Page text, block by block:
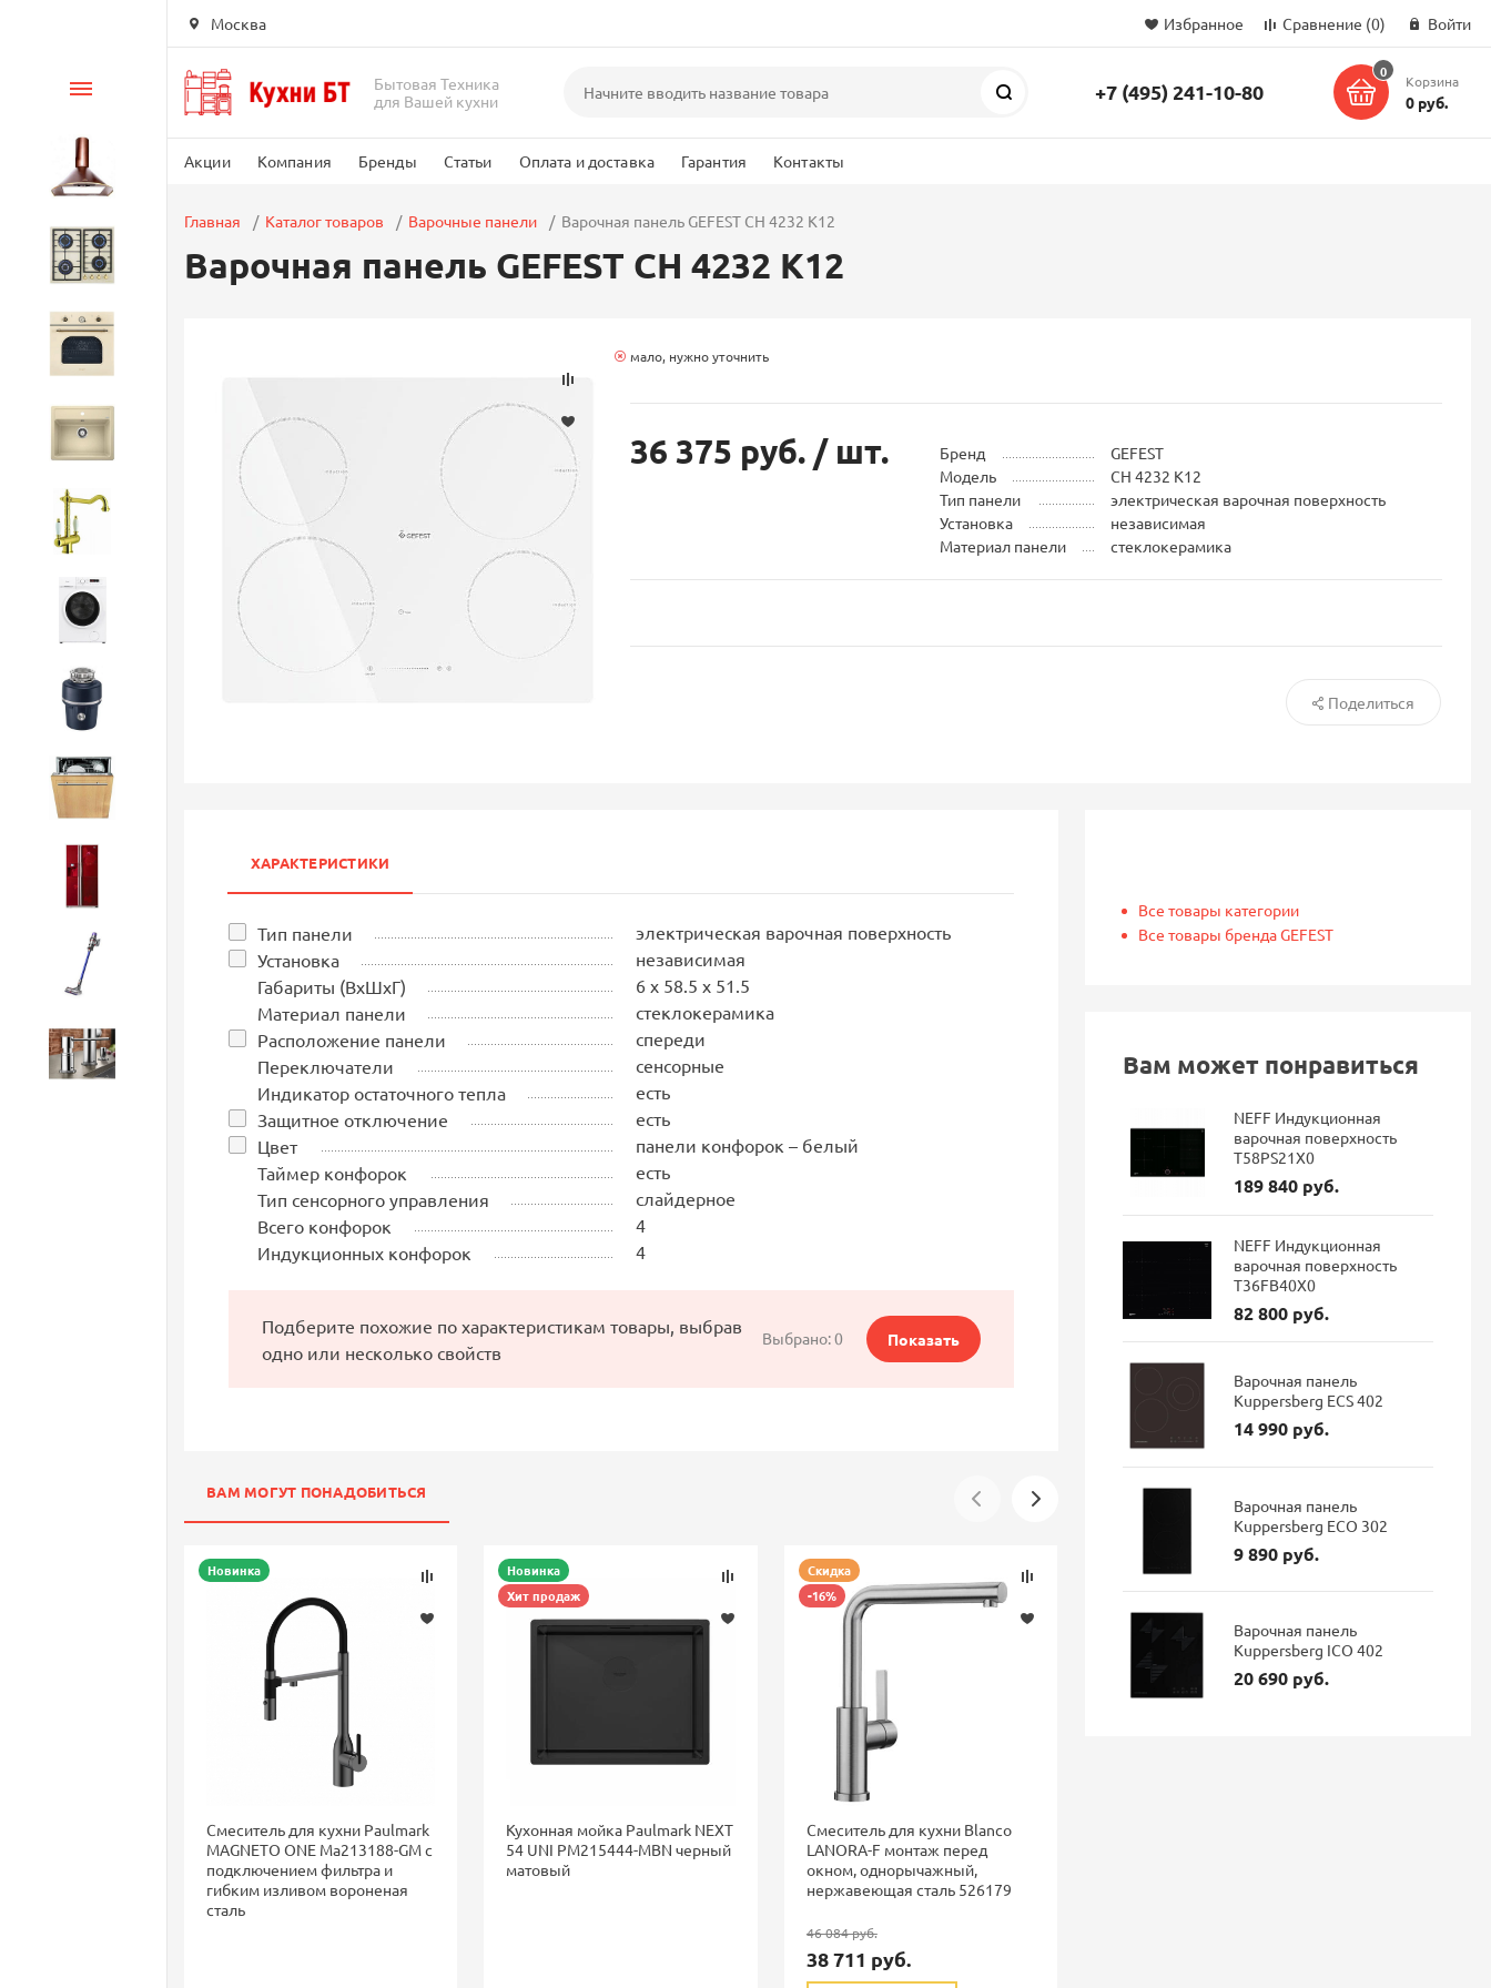
Москва Избранное Сравнение (0) Войти
Бытовая Техника
для Вашей кухни
Поиск +7 (495) 241-10-80
0
Корзина
0 руб.
Акции Компания Бренды Статьи Оплата и доставка Гарантия Контакты
Каталог
Вытяжки
Варочные панели
Кухонные мойки
Стиральные машины
Бытовая техника
Аксессуары
Главная Каталог товаров Варочные панели Варочная панель GEFEST СН 4232 К12
Варочная панель GEFEST СН 4232 К12
мало, нужно уточнить
36 375 руб. / шт. Бренд
GEFEST
Модель
СН 4232 К12
Тип панели
электрическая варочная поверхность
Установка
независимая
Материал панели
стеклокерамика
Поделиться
ХАРАКТЕРИСТИКИ
Тип панели
электрическая варочная поверхность
Установка
независимая
Габариты (ВхШхГ)
6 x 58.5 x 51.5
Материал панели
стеклокерамика
Расположение панели
спереди
Переключатели
сенсорные
Индикатор остаточного тепла
есть
Защитное отключение
есть
Цвет
панели конфорок – белый
Таймер конфорок
есть
Тип сенсорного управления
слайдерное
Всего конфорок
4
Индукционных конфорок
4
Подберите похожие по характеристикам товары, выбрав
одно или несколько свойств
Выбрано:0 Показать
ВАМ МОГУТ ПОНАДОБИТЬСЯ
Новинка
Смеситель для кухни Paulmark
MAGNETO ONE Ma213188-GM с
подключением фильтра и
гибким изливом вороненая
сталь
Новинка
Хит продаж
Кухонная мойка Paulmark NEXT
54 UNI PM215444-MBN черный
матовый
Скидка
-16%
Смеситель для кухни Blanco
LANORA-F монтаж перед
окном, однорычажный,
нержавеющая сталь 526179
46 084 руб.
38 711 руб.
Скидка
-16%
Все товары категории
Все товары бренда GEFEST
Вам может понравиться
NEFF Индукционная
варочная поверхность
T58PS21X0
189 840 руб.
NEFF Индукционная
варочная поверхность
T36FB40X0
82 800 руб.
Варочная панель
Kuppersberg ECS 402
14 990 руб.
Варочная панель
Kuppersberg ECO 302
9 890 руб.
Варочная панель
Kuppersberg ICO 402
20 690 руб.